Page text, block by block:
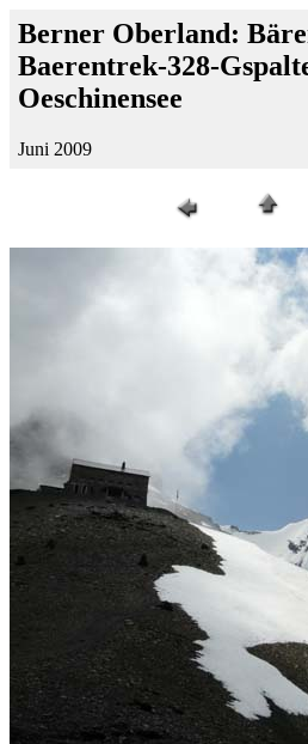
Berner Oberland:
Baerentrek-328-
Oeschinensee
Juni 2009